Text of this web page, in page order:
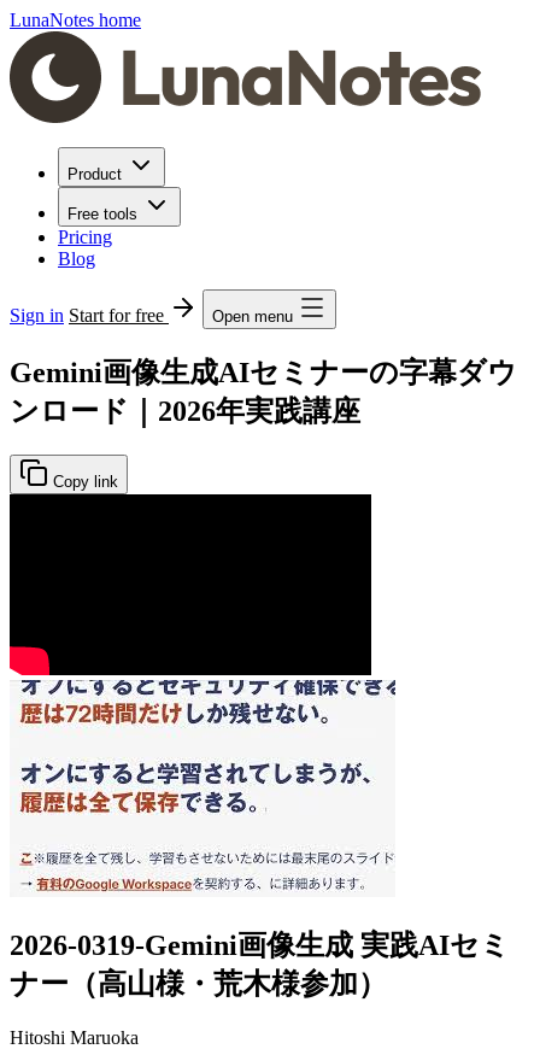
LunaNotes home
Product
Free tools
Pricing
Blog
Sign in Start for free Open menu
Gemini画像生成AIセミナーの字幕ダウ
ンロード｜2026年実践講座
Copy link
2026-0319-Gemini画像生成 実践AIセミ
ナー（高山様・荒木様参加）
Hitoshi Maruoka